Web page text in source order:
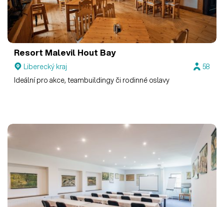
Resort Malevil Hout Bay
Liberecký kraj
58
Ideální pro akce, teambuildingy či rodinné oslavy